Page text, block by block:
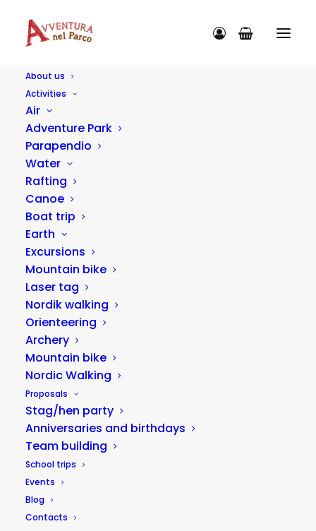
About us
Activities
Air
Adventure Park
Parapendio
Water
Rafting
Canoe
Boat trip
Earth
Excursions
Mountain bike
Laser tag
Nordik walking
Orienteering
Archery
Mountain bike
Nordic Walking
Proposals
Stag/hen party
Anniversaries and birthdays
Team building
School trips
Events
Blog
Contacts
Nothing found.
ACTIVITY CATEGORIES
Useful links
About us
Where to eat and sleep
Terms and conditions
Become Partner
Triathlon courses
Weather forecast for Lake Fiastra
Weather forecast for Norcia